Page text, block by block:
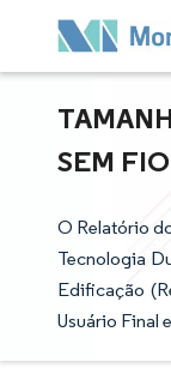
SEM
O Relatório
Tecnologia
Edificação
Usuário Final